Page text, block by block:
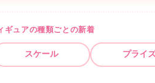
ギュアの種類ごとの新着
スケール プライ